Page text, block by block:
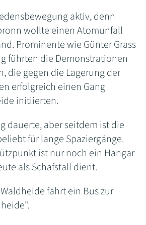
aktiv, denn
wollte einen Atomunfall
Prominente wie Günter Grass
führten die Demonstrationen
die gegen die Lagerung der
erfolgreich einen Gang
initiierten.
dauerte, aber seitdem ist die
für lange Spaziergänge.
ist nur noch ein Hangar
als Schafstall dient.
fährt ein Bus zur